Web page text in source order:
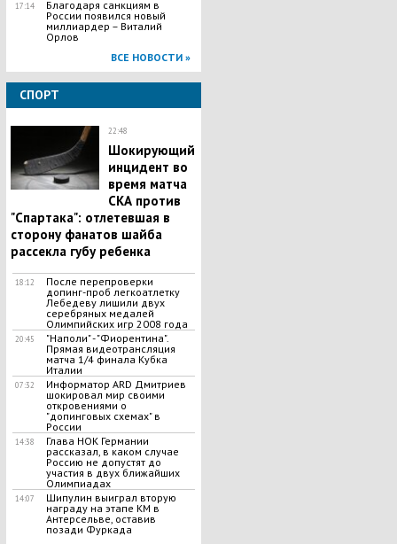
17:14
Благодаря санкциям в
России появился новый
миллиардер – Виталий
Орлов
ВСЕ НОВОСТИ »
СПОРТ
22:48
​Шокирующий
инцидент во
время матча
СКА против
"Спартака": отлетевшая в
сторону фанатов шайба
рассекла губу ребенка
18:12
​После перепроверки
допинг-проб легкоатлетку
Лебедеву лишили двух
серебряных медалей
Олимпийских игр 2008 года
20:45
"Наполи" - "Фиорентина".
Прямая видеотрансляция
матча 1/4 финала Кубка
Италии
07:32
Информатор ARD Дмитриев
шокировал мир своими
откровениями о
"допинговых схемах" в
России
14:38
Глава НОК Германии
рассказал, в каком случае
Россию не допустят до
участия в двух ближайших
Олимпиадах
14:07
Шипулин выиграл вторую
награду на этапе КМ в
Антерсельве, оставив
позади Фуркада